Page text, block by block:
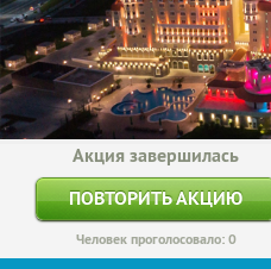
Акция завершилась
ПОВТОРИТЬ АКЦИЮ
Человек проголосовало: 0